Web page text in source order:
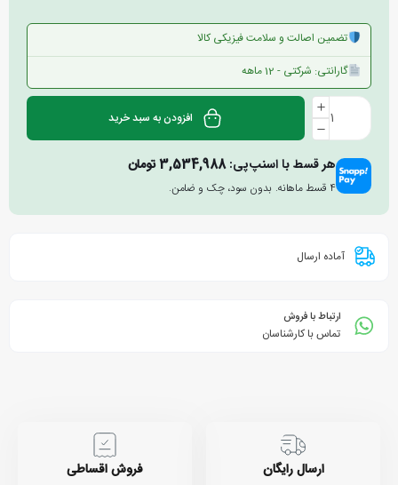
تضمین اصالت و سلامت فیزیکی کالا
گارانتی: شرکتی - 12 ماهه
افزودن به سبد خرید
هر قسط با اسنپ‌پی:3,534,988تومان
۴ قسط ماهانه. بدون سود، چک و ضامن.
آماده ارسال
ارتباط با فروش
تماس با کارشناسان
ارسال رایگان فروش اقساطی